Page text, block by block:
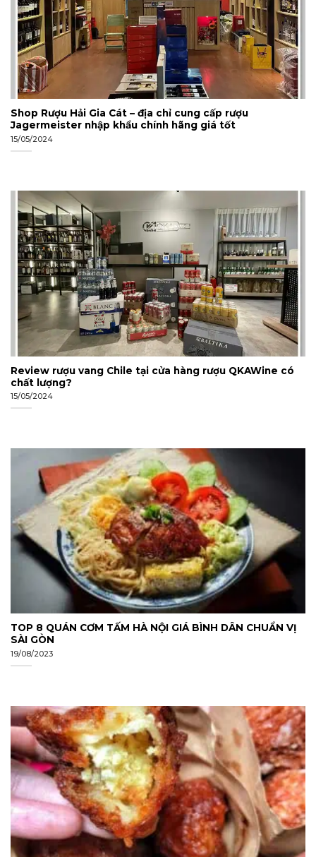
Shop Rượu Hải Gia Cát – địa chỉ cung cấp rượu
Jagermeister nhập khẩu chính hãng giá tốt
15/05/2024
Review rượu vang Chile tại cửa hàng rượu QKAWine có
chất lượng?
15/05/2024
TOP 8 QUÁN CƠM TẤM HÀ NỘI GIÁ BÌNH DÂN CHUẨN VỊ
SÀI GÒN
19/08/2023